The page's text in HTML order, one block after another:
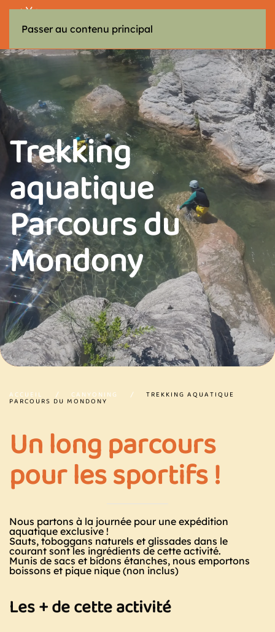
Passer au contenu principal
Trekking
aquatique
Parcours du
Mondony
ACCUEIL CANYONING TREKKING AQUATIQUE
PARCOURS DU MONDONY
Un long parcours
pour les sportifs !
Nous partons à la journée pour une expédition
aquatique exclusive !
Sauts, toboggans naturels et glissades dans le
courant sont les ingrédients de cette activité.
Munis de sacs et bidons étanches, nous emportons
boissons et pique nique (non inclus)
Les + de cette activité